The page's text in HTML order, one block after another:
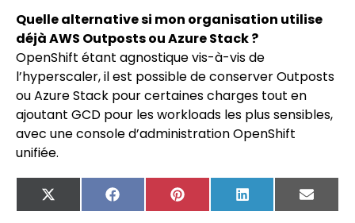
Quelle alternative si mon organisation utilise
déjà AWS Outposts ou Azure Stack ?
OpenShift étant agnostique vis-à-vis de
l’hyperscaler, il est possible de conserver Outposts
ou Azure Stack pour certaines charges tout en
ajoutant GCD pour les workloads les plus sensibles,
avec une console d’administration OpenShift
unifiée.
X
(Twitter)
FacebookPinterest LinkedIn Email